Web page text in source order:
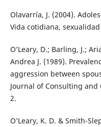
Olavarría, J. (2004).
Vida cotidiana,
O’Leary, D.; Barling, J.;
Andrea J. (1989).
aggression between
Journal of Consulting and
2.
O’Leary, K. D. & Smith-